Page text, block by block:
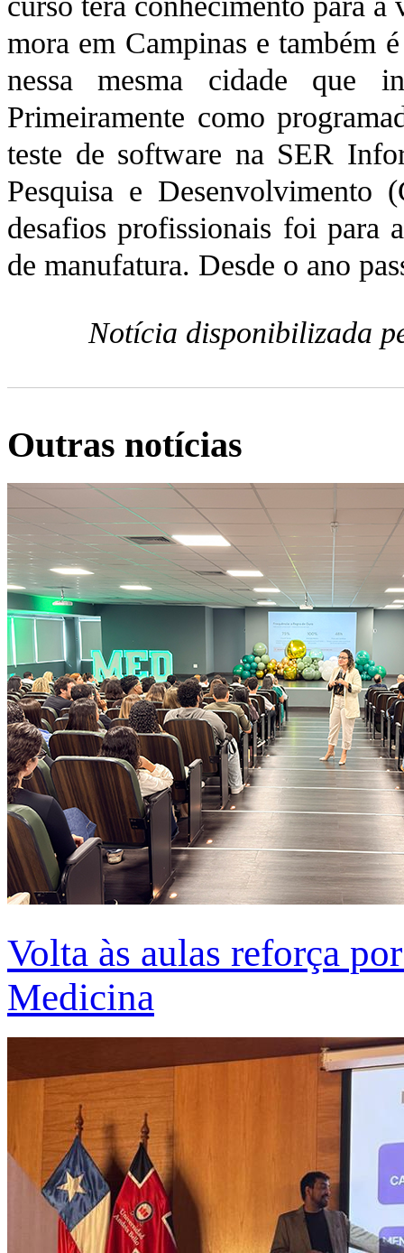
mora em Campinas e também
nessa mesma cidade que
Primeiramente como
teste de software na SER
Pesquisa e Desenvolvimento
desafios profissionais foi para
de manufatura. Desde o ano
Notícia disponibilizada
Outras notícias
Volta às aulas reforça
Medicina